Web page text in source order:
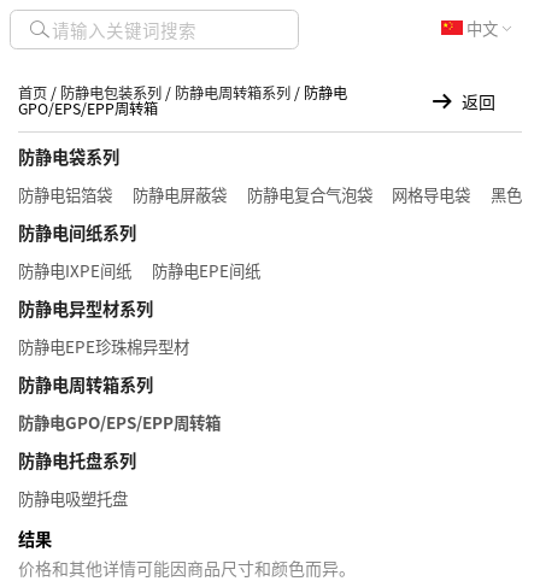
中文
首页/ 防静电包装系列/ 防静电周转箱系列/ 防静电
GPO/EPS/EPP周转箱 返回
防静电袋系列
防静电铝箔袋
防静电屏蔽袋 防静电复合气泡袋 网格导电袋
黑色
防静电间纸系列
防静电IXPE间纸
防静电EPE间纸
防静电异型材系列
防静电EPE珍珠棉异型材
防静电周转箱系列
防静电GPO/EPS/EPP周转箱
防静电托盘系列
防静电吸塑托盘
结果
价格和其他详情可能因商品尺寸和颜色而异。